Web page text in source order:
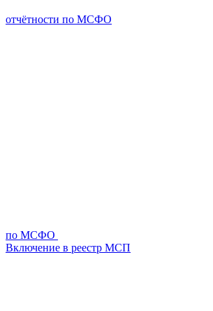
отчётности по МСФО
по МСФО
Включение в реестр МСП